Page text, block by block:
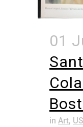
01
in Art,